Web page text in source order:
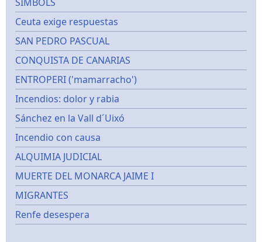
Ceuta exige respuestas
SAN PEDRO PASCUAL
CONQUISTA DE CANARIAS
ENTROPERI ('mamarracho')
Incendios: dolor y rabia
Sánchez en la Vall d´Uixó
Incendio con causa
ALQUIMIA JUDICIAL
MUERTE DEL MONARCA JAIME I
MIGRANTES
Renfe desespera